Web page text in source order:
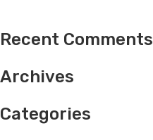
Recent Comments
Archives
Categories